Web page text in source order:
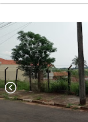
chevron_left